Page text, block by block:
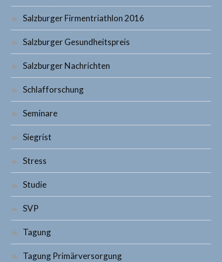
Salzburger Firmentriathlon 2016
Salzburger Gesundheitspreis
Salzburger Nachrichten
Schlafforschung
Seminare
Siegrist
Stress
Studie
SVP
Tagung
Tagung Primärversorgung